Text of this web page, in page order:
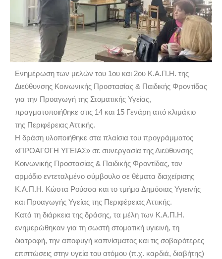
Ενημέρωση των μελών του 1ου και 2ου Κ.Α.Π.Η. της
Διεύθυνσης Κοινωνικής Προστασίας & Παιδικής Φροντίδας
για την Προαγωγή της Στοματικής Υγείας,
πραγματοποιήθηκε στις 14 και 15 Γενάρη από κλιμάκιο
της Περιφέρειας Αττικής.
Η δράση υλοποιήθηκε στα πλαίσια του προγράμματος
«ΠΡΟΑΓΩΓΗ ΥΓΕΙΑΣ» σε συνεργασία της Διεύθυνσης
Κοινωνικής Προστασίας & Παιδικής Φροντίδας, τον
αρμόδιο εντεταλμένο σύμβουλο σε θέματα διαχείρισης
Κ.Α.Π.Η. Κώστα Ρούσσα και το τμήμα Δημόσιας Υγιεινής
και Προαγωγής Υγείας της Περιφέρειας Αττικής.
Κατά τη διάρκεια της δράσης, τα μέλη των Κ.Α.Π.Η.
ενημερώθηκαν για τη σωστή στοματική υγιεινή, τη
διατροφή, την αποφυγή καπνίσματος και τις σοβαρότερες
επιπτώσεις στην υγεία του ατόμου (π.χ. καρδιά, διαβήτης)